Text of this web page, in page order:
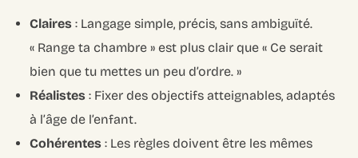
Claires : Langage simple, précis, sans ambiguïté.
« Range ta chambre » est plus clair que « Ce serait
bien que tu mettes un peu d’ordre. »
Réalistes : Fixer des objectifs atteignables, adaptés
à l’âge de l’enfant.
Cohérentes : Les règles doivent être les mêmes